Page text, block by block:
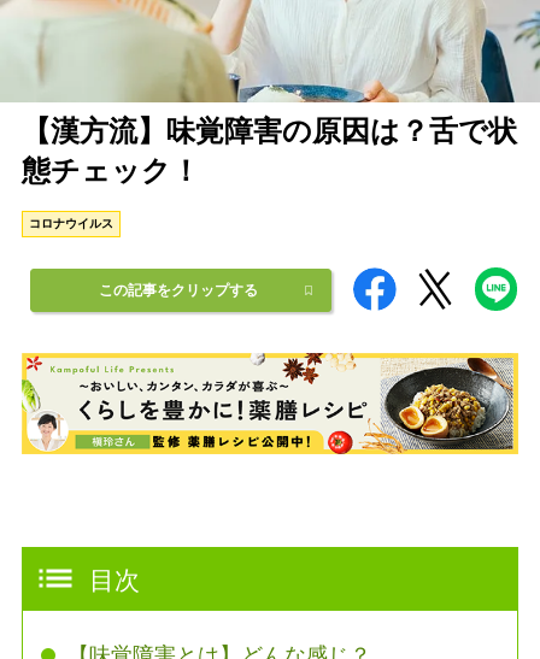
【漢方流】味覚障害の原因は？舌で状
態チェック！
コロナウイルス
この記事をクリップする
目次